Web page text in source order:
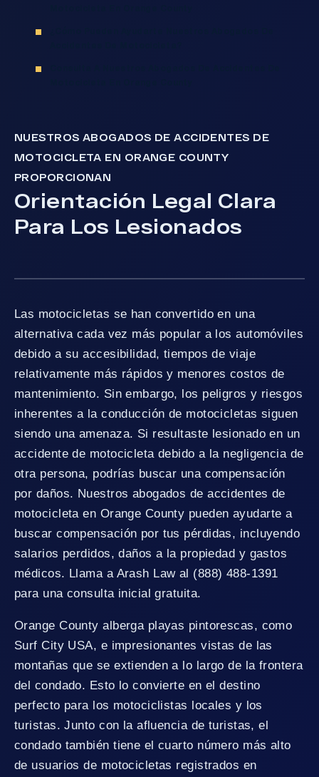
NUESTROS ABOGADOS DE ACCIDENTES DE
MOTOCICLETA EN ORANGE COUNTY
PROPORCIONAN
Orientación Legal Clara
Para Los Lesionados
Las motocicletas se han convertido en una
alternativa cada vez más popular a los automóviles
debido a su accesibilidad, tiempos de viaje
relativamente más rápidos y menores costos de
mantenimiento. Sin embargo, los peligros y riesgos
inherentes a la conducción de motocicletas siguen
siendo una amenaza. Si resultaste lesionado en un
accidente de motocicleta debido a la negligencia de
otra persona, podrías buscar una compensación
por daños. Nuestros abogados de accidentes de
motocicleta en Orange County pueden ayudarte a
buscar compensación por tus pérdidas, incluyendo
salarios perdidos, daños a la propiedad y gastos
médicos. Llama a Arash Law al (888) 488-1391
para una consulta inicial gratuita.
Orange County alberga playas pintorescas, como
Surf City USA, e impresionantes vistas de las
montañas que se extienden a lo largo de la frontera
del condado. Esto lo convierte en el destino
perfecto para los motociclistas locales y los
turistas. Junto con la afluencia de turistas, el
condado también tiene el cuarto número más alto
de usuarios de motocicletas registrados en